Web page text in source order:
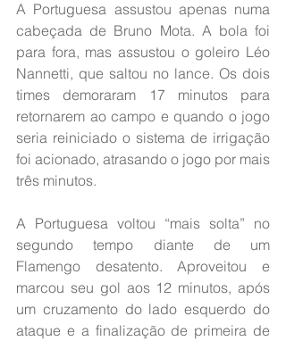
A Portuguesa assustou apenas numa
cabeçada de Bruno Mota. A bola foi
para fora, mas assustou o goleiro Léo
Nannetti, que saltou no lance. Os dois
times demoraram 17 minutos para
retornarem ao campo e quando o jogo
seria reiniciado o sistema de irrigação
foi acionado, atrasando o jogo por mais
três minutos.
A Portuguesa voltou “mais solta” no
segundo tempo diante de um
Flamengo desatento. Aproveitou e
marcou seu gol aos 12 minutos, após
um cruzamento do lado esquerdo do
ataque e a finalização de primeira de